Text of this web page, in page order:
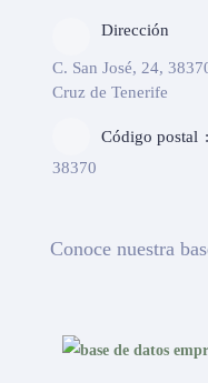
Dirección
C. San José, 24,
Cruz de Tenerife
Código postal
38370
Conoce nuestra